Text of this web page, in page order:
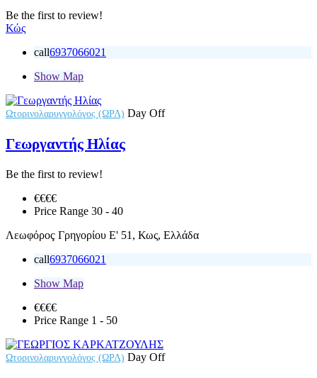
Be the first to review!
Κώς
call6937066021
Show Map
Ωτορινολαρυγγολόγος (ΩΡΛ) Day Off
Γεωργαντής Ηλίας
Be the first to review!
€€€€
Price Range 30 - 40
Λεωφόρoç Γρηγορίου Ε' 51, Κως, Ελλάδα
call6937066021
Show Map
€€€€
Price Range 1 - 50
Ωτορινολαρυγγολόγος (ΩΡΛ) Day Off